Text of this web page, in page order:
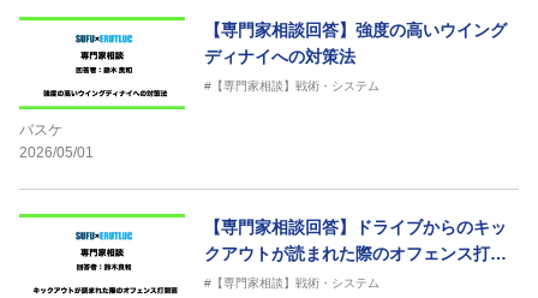
バスケ
2026/05/01
【専門家相談回答】強度の高いウイング
ディナイへの対策法
#【専門家相談】戦術・システム
【専門家相談回答】ドライブからのキッ
クアウトが読まれた際のオフェンス打開
策
#【専門家相談】戦術・システム